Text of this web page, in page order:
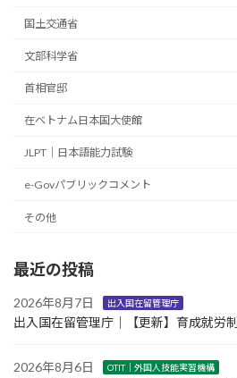
国土交通省
文部科学省
首相官邸
在ベトナム日本国大使館
JLPT｜日本語能力試験
e-Govパブリックコメント
その他
最近の投稿
2026年8月7日 出入国在留管理庁
出入国在留管理庁｜【更新】育成就労
2026年8月6日 OTIT｜外国人技能実習機構